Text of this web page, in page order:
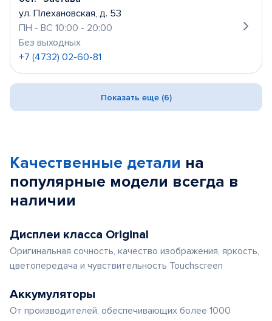
ул. Плехановская, д. 53
ПН - ВС 10:00 - 20:00
Без выходных
+7 (4732) 02-60-81
Показать еще (6)
Качественные детали на
популярные модели всегда в
наличии
Дисплеи класса Original
Оригинальная сочность, качество изображения, яркость,
цветопередача и чувствительность Touchscreen
Аккумуляторы
От производителей, обеспечивающих более 1000